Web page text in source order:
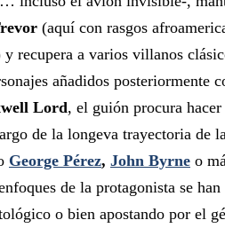
(aquí con rasgos
y recupera a varios villanos
añadidos posteriormente
Lord, el guión procura
de la longeva trayectoria de
George Pérez, John Byrne o
de la protagonista se
o bien apostando por el